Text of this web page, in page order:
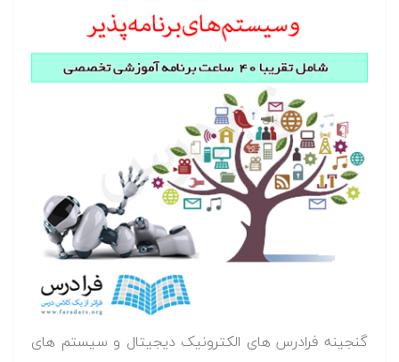
گنجینه فرادرس های الکترونیک دیجیتال و سیستم های